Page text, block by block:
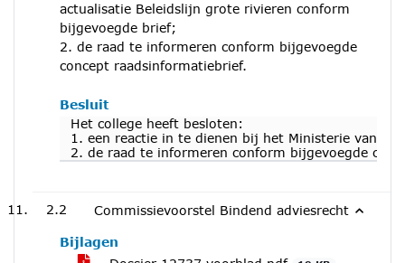
actualisatie Beleidslijn grote rivieren conform
bijgevoegde brief;
2. de raad te informeren conform bijgevoegde
concept raadsinformatiebrief.
Besluit
Het college heeft besloten:
1. een reactie in te dienen bij het Ministerie van
2. de raad te informeren conform bijgevoegde
2.2 Commissievoorstel Bindend adviesrecht
Bijlagen